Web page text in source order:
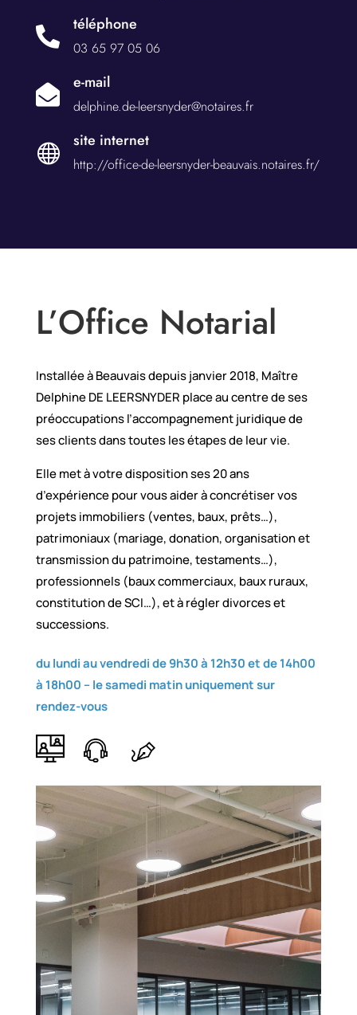

téléphone
03 65 97 05 06

e-mail
delphine.de-leersnyder@notaires.fr

site internet
http://office-de-leersnyder-beauvais.notaires.fr/
L’Office Notarial
Installée à Beauvais depuis janvier 2018, Maître
Delphine DE LEERSNYDER place au centre de ses
préoccupations l’accompagnement juridique de
ses clients dans toutes les étapes de leur vie.
Elle met à votre disposition ses 20 ans
d’expérience pour vous aider à concrétiser vos
projets immobiliers (ventes, baux, prêts…),
patrimoniaux (mariage, donation, organisation et
transmission du patrimoine, testaments…),
professionnels (baux commerciaux, baux ruraux,
constitution de SCI…), et à régler divorces et
successions.
du lundi au vendredi de 9h30 à 12h30 et de 14h00
à 18h00 –le samedi matin uniquement sur
rendez-vous